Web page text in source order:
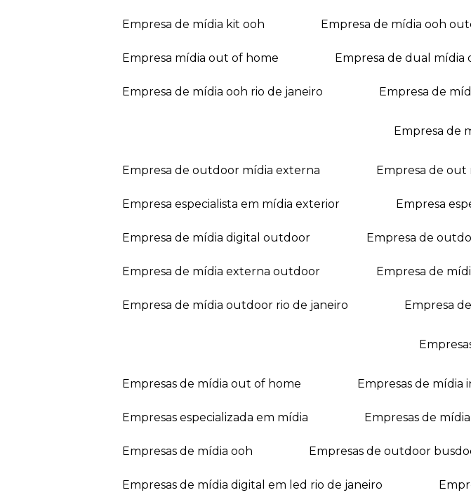
empresa de mídia kit ooh empresa de mídia ooh
empresa mídia out of home empresa de dual mídia
empresa de mídia ooh rio de janeiro empresa de
empresa de
empresa de outdoor mídia externa empresa de
empresa especialista em mídia exterior empresa
empresa de mídia digital outdoor empresa de
empresa de mídia externa outdoor empresa de
empresa de mídia outdoor rio de janeiro empresa
empresas de mídia out of home empresas de mídia
empresas especializada em mídia empresas de
empresas de mídia ooh empresas de outdoor
empresas de mídia digital em led rio de janeiro